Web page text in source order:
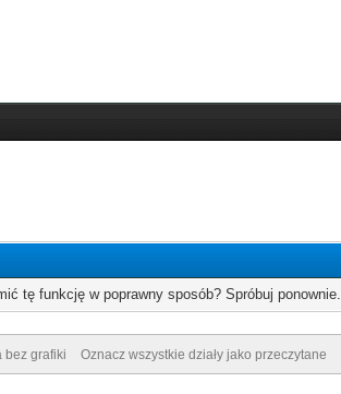
tę funkcję w poprawny sposób? Spróbuj ponownie.
bez grafiki Oznacz wszystkie działy jako przeczytane